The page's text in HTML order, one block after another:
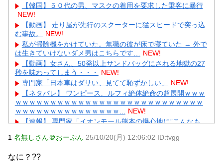
【韓国】５０代の男、マスクの着用を要求した乗客に暴行
NEW!
【動画】 走り屋が先行のスクーターに猛スピードで突っ込
む事故。
NEW!
私が掃除機をかけていた。無職の彼が床で寝ていた → 外で
は生きていけないダメ男はこちらです…
NEW!
【動画】女さん、50発以上サンドバッグにされる地獄の27
秒を味わってしまう・・・
NEW!
専門家「日本車はダサい、見てて恥ずかしい」
NEW!
【ネタバレ】 ワンピース、ルフィ絶体絶命の超展開ｗｗｗ
ｗｗｗｗｗｗｗｗｗｗｗｗｗｗｗｗｗｗｗｗｗｗｗｗｗｗｗ
ｗｗｗｗｗｗｗｗｗｗｗｗｗｗｗ...
NEW!
【速報】 専門家「イオンモール熊本の爆心地に”こんなも
【画像】 真夏日のプール、ガチで最高すぎｗｗｗｗｗｗｗ
内田梨瑚受刑者「社会に戻りたいです」
1 名無しさん＠おーぷん 25/10/20(月) 12:06:02 ID:tvgg
なに？??